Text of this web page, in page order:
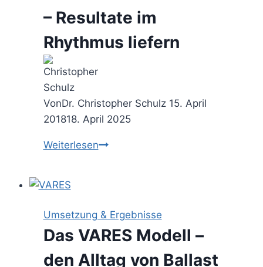
den
stellen
– Resultate im
Rhythmus liefern
VonDr. Christopher Schulz 15. April
201818. April 2025
WeiterlesenDie
Resultate
Rhythmus
liefern
Umsetzung & Ergebnisse
Das VARES Modell –
den Alltag von Ballast